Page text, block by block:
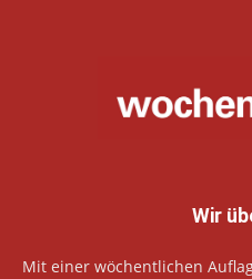
Wir
Mit einer wöchentlichen